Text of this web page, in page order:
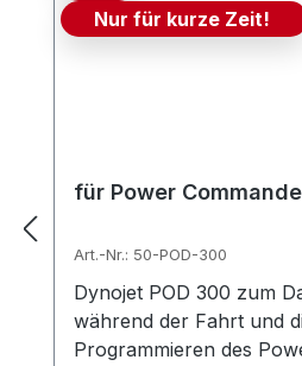
Nur für kurze Zeit!
für Power
Art.-Nr.: 50-POD-300
Dynojet POD 300 zum
während der Fahrt und
Programmieren des